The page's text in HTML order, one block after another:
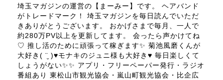
埼玉マガジンの運営の【まーみー】です。 ヘアバンド
がトレードマーク！ 埼玉マガジンを毎日読んでいただ
きありがとうございます。 おかげさまで毎月、一人で
約280万PV以上を更新してます。 会ったら声かけてね
♡ 推し活のために頑張って稼ぎます✨ 菊池風磨くんが
大好き( ¨̮ )♥モナキのジュニ様も大好き♥ 毎日楽しくて
しょうがない✨✨ アプリ・フリーペーパー発行・ラジオ
番組あり 東松山市観光協会・嵐山町観光協会・比企広